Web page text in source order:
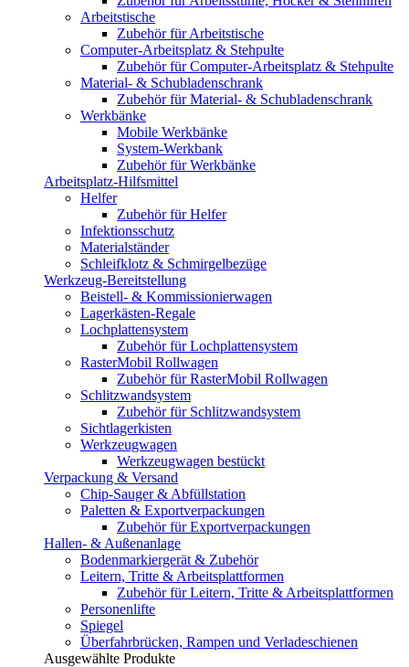
Arbeitstische
Zubehör für Arbeitstische
Computer-Arbeitsplatz & Stehpulte
Zubehör für Computer-Arbeitsplatz & Stehpulte
Material- & Schubladenschrank
Zubehör für Material- & Schubladenschrank
Werkbänke
Mobile Werkbänke
System-Werkbank
Zubehör für Werkbänke
Arbeitsplatz-Hilfsmittel
Helfer
Zubehör für Helfer
Infektionsschutz
Materialständer
Schleifklotz & Schmirgelbezüge
Werkzeug-Bereitstellung
Beistell- & Kommissionierwagen
Lagerkästen-Regale
Lochplattensystem
Zubehör für Lochplattensystem
RasterMobil Rollwagen
Zubehör für RasterMobil Rollwagen
Schlitzwandsystem
Zubehör für Schlitzwandsystem
Sichtlagerkisten
Werkzeugwagen
Werkzeugwagen bestückt
Verpackung & Versand
Chip-Sauger & Abfüllstation
Paletten & Exportverpackungen
Zubehör für Exportverpackungen
Hallen- & Außenanlage
Bodenmarkiergerät & Zubehör
Leitern, Tritte & Arbeitsplattformen
Zubehör für Leitern, Tritte & Arbeitsplattformen
Personenlifte
Spiegel
Überfahrbrücken, Rampen und Verladeschienen
Ausgewählte Produkte